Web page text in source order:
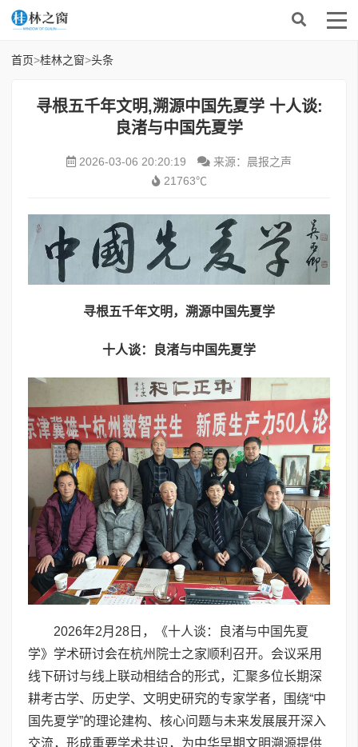
首页>桂林之窗>头条
寻根五千年文明,溯源中国先夏学 十人谈:
良渚与中国先夏学
2026-03-06 20:20:19
来源：晨报之声
21763℃
寻根五千年文明， 溯源中 国先夏学
十人谈：良渚与中国先夏学
2026年2月28日，《十人谈：良渚与中国先夏
学》学术研讨会在杭州院士之家顺利召开。会议采用
线下研讨与线上联动相结合的形式，汇聚多位长期深
耕考古学、历史学、文明史研究的专家学者，围绕“中
国先夏学”的理论建构、核心问题与未来发展展开深入
交流，形成重要学术共识，为中华早期文明溯源提供